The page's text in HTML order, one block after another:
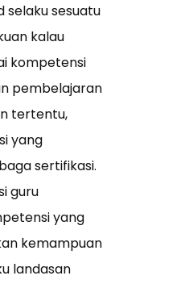
selaku sesuatu
kalau
kompetensi
pembelajaran
tertentu,
yang
sertifikasi.
guru
yang
kemampuan
landasan